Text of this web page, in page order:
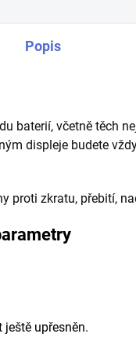
Popis
baterií, včetně těch
displeje budete
proti zkratu, přebití,
ještě upřesněn.